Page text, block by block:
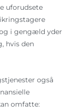
uforudsete
i gengæld yder
hvis den
også
omfatte: